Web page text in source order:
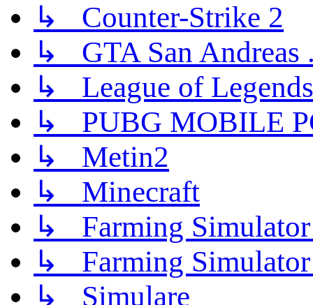
↳ Counter-Strike 2
↳ GTA San Andreas
↳ League of Legends
↳ PUBG MOBILE
↳ Metin2
↳ Minecraft
↳ Farming
↳ Farming
↳ Simulare